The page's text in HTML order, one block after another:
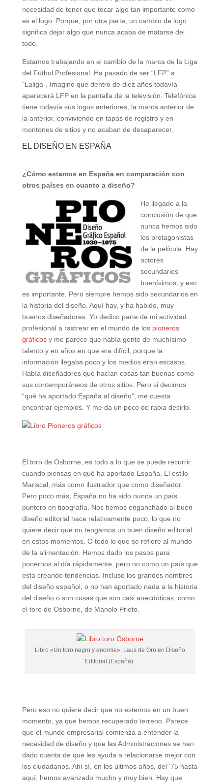
necesidad de tener que tocar algo tan importante como
es el logo. Porque, por otra parte, un cambio de logo
significa dejar algo que nunca acaba de matarse del
todo.
Estamos trabajando en el cambio de la marca de la Liga
del Fútbol Profesional. Ha pasado de ser “LFP” a
“Laliga”. Imagino que dentro de diez años todavía
aparecerá LFP en la pantalla de la televisión. Telefónica
tiene todavía sus logos anteriores, la marca anterior de
la anterior, conviviendo en tapas de registro y en
montones de sitios y no acaban de desaparecer.
EL DISEÑO EN ESPAÑA
¿Cómo estamos en España en comparación con
otros países en cuanto a diseño?
He llegado a la
conclusión de que
nunca hemos sido
los protagonistas
de la película. Hay
actores
secundarios
buenísimos, y eso
es importante. Pero siempre hemos sido secundarios en
la historia del diseño. Aquí hay, y ha habido, muy
buenos diseñadores. Yo dedico parte de mi actividad
profesional a rastrear en el mundo de los pioneros
gráficosy me parece que había gente de muchísimo
talento y en años en que era difícil, porque la
información llegaba poco y los medios eran escasos.
Había diseñadores que hacían cosas tan buenas como
sus contemporáneos de otros sitios. Pero si decimos
“qué ha aportado España al diseño”, me cuesta
encontrar ejemplos. Y me da un poco de rabia decirlo.
El toro de Osborne, es todo a lo que se puede recurrir
cuando piensas en qué ha aportado España. El estilo
Mariscal, más como ilustrador que como diseñador.
Pero poco más, España no ha sido nunca un país
puntero en tipografía. Nos hemos enganchado al buen
diseño editorial hace relativamente poco, lo que no
quiere decir que no tengamos un buen diseño editorial
en estos momentos. O todo lo que se refiere al mundo
de la alimentación. Hemos dado los pasos para
ponernos al día rápidamente, pero no como un país que
está creando tendencias. Incluso los grandes nombres
del diseño español, o no han aportado nada a la historia
del diseño o son cosas que son casi anecdóticas, como
el toro de Osborne, de Manolo Prieto.
Libro «Un toro negro y enorme», Laus de Oro en Diseño
Editorial (España).
Pero eso no quiere decir que no estemos en un buen
momento, ya que hemos recuperado terreno. Parece
que el mundo empresarial comienza a entender la
necesidad de diseño y que las Administraciones se han
dado cuenta de que les ayuda a relacionarse mejor con
los ciudadanos. Ahí sí, en los últimos años, del ‘75 hasta
aquí, hemos avanzado mucho y muy bien. Hay que